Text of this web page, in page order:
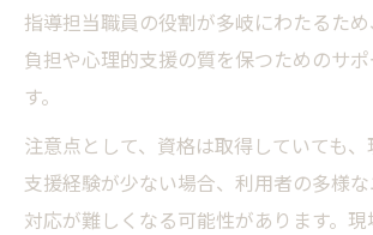
指導担当職員の役割が多岐にわたるた
負担や心理的支援の質を保つためのサ
す。
注意点として、資格は取得していても
支援経験が少ない場合、利用者の多様
対応が難しくなる可能性があります。